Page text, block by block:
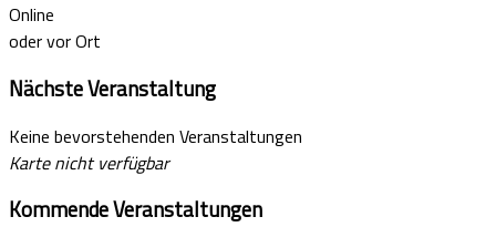
Online
oder vor Ort
Nächste Veranstaltung
Keine bevorstehenden Veranstaltungen
Karte nicht verfügbar
Kommende Veranstaltungen